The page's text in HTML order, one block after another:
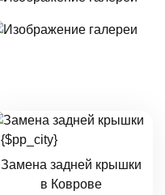
Замена задней крышки
в Коврове